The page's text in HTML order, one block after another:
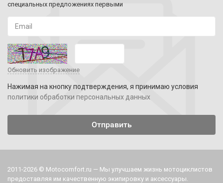
специальных предложениях первыми
Обновить изображение
Нажимая на кнопку подтверждения, я принимаю условия
политики обработки персональных данных
2011-2026 © Motocomfort.ru — Мы улучшаем жизнь мотоциклистов
предоставляя им качественную экипировку и аксессуары.